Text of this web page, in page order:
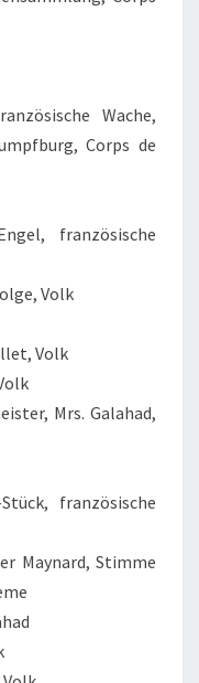
Wache,
Corps de
französische
Volk
Volk
Mrs. Galahad,
französische
Maynard, Stimme